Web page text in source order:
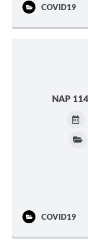
COVID19
NAP
COVID19